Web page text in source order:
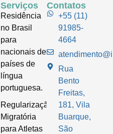
Serviços
Residência
no Brasil
para
nacionais de
países de
língua
portuguesa.
Regularização
Migratória
para Atletas
Contatos
+55 (11)
91985-
4664
Rua
Bento
Freitas,
181, Vila
Buarque,
São